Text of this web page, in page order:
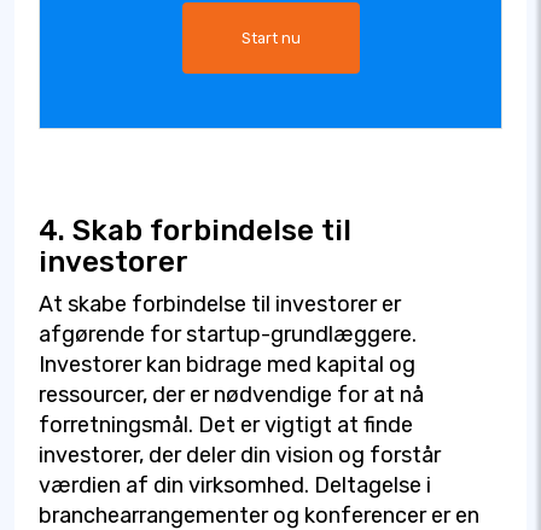
Start nu
4. Skab forbindelse til
investorer
At skabe forbindelse til investorer er
afgørende for startup-grundlæggere.
Investorer kan bidrage med kapital og
ressourcer, der er nødvendige for at nå
forretningsmål. Det er vigtigt at finde
investorer, der deler din vision og forstår
værdien af din virksomhed. Deltagelse i
branchearrangementer og konferencer er en